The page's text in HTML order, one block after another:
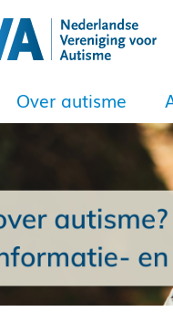
Over autisme